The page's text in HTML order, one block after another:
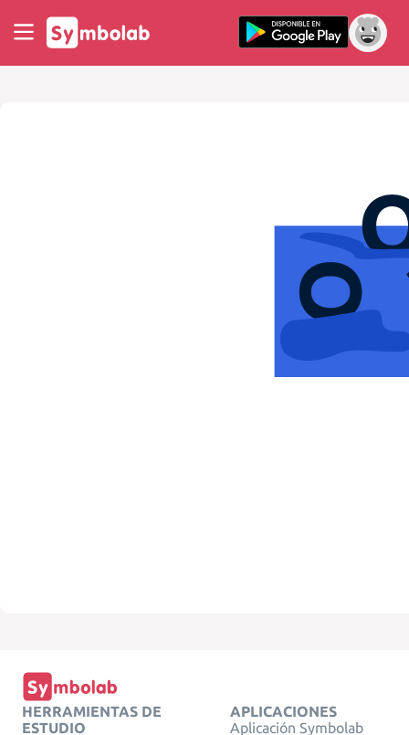
HERRAMIENTAS DE
ESTUDIO
APLICACIONES
Aplicación Symbolab